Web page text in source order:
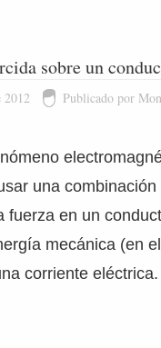
sobre un
2012 Publicado por
una
fuerza en un
mecánica (en
corriente